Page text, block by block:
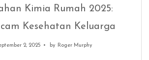
Kimia Rumah 2025:
Kesehatan Keluarga
2, 2025 by Roger Murphy